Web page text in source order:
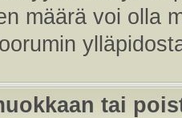
määrä voi olla
tai